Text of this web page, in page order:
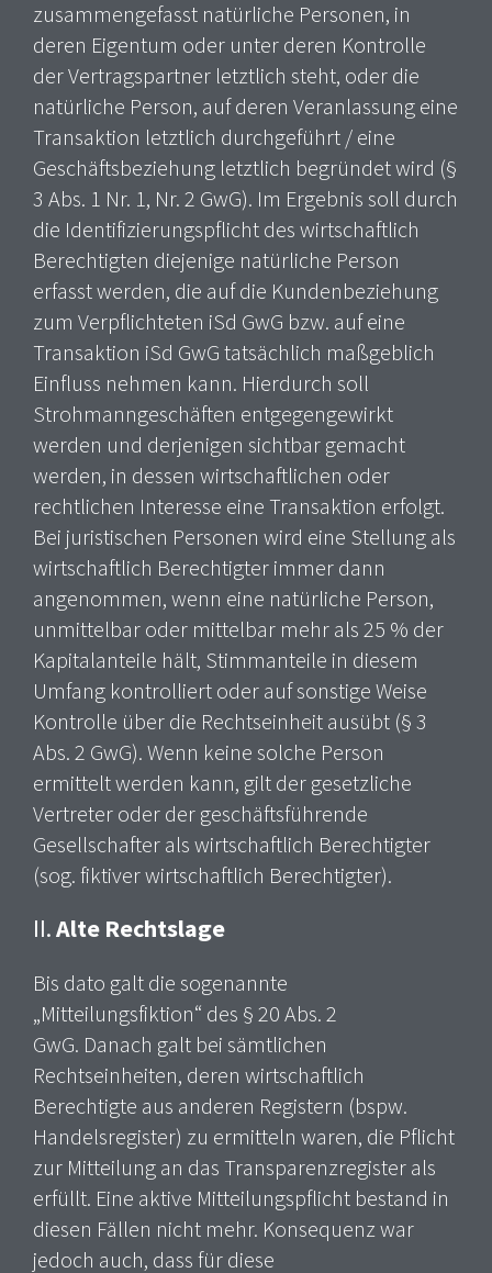
zusammengefasst natürliche Personen, in
deren Eigentum oder unter deren Kontrolle
der Vertragspartner letztlich steht, oder die
natürliche Person, auf deren Veranlassung eine
Transaktion letztlich durchgeführt / eine
Geschäftsbeziehung letztlich begründet wird (§
3 Abs. 1 Nr. 1, Nr. 2 GwG). Im Ergebnis soll durch
die Identifizierungspflicht des wirtschaftlich
Berechtigten diejenige natürliche Person
erfasst werden, die auf die Kundenbeziehung
zum Verpflichteten iSd GwG bzw. auf eine
Transaktion iSd GwG tatsächlich maßgeblich
Einfluss nehmen kann. Hierdurch soll
Strohmanngeschäften entgegengewirkt
werden und derjenigen sichtbar gemacht
werden, in dessen wirtschaftlichen oder
rechtlichen Interesse eine Transaktion erfolgt.
Bei juristischen Personen wird eine Stellung als
wirtschaftlich Berechtigter immer dann
angenommen, wenn eine natürliche Person,
unmittelbar oder mittelbar mehr als 25 % der
Kapitalanteile hält, Stimmanteile in diesem
Umfang kontrolliert oder auf sonstige Weise
Kontrolle über die Rechtseinheit ausübt (§ 3
Abs. 2 GwG). Wenn keine solche Person
ermittelt werden kann, gilt der gesetzliche
Vertreter oder der geschäftsführende
Gesellschafter als wirtschaftlich Berechtigter
(sog. fiktiver wirtschaftlich Berechtigter).
II.Alte Rechtslage
Bis dato galt die sogenannte
„Mitteilungsfiktion“ des § 20 Abs. 2
GwG. Danach galt bei sämtlichen
Rechtseinheiten, deren wirtschaftlich
Berechtigte aus anderen Registern (bspw.
Handelsregister) zu ermitteln waren, die Pflicht
zur Mitteilung an das Transparenzregister als
erfüllt. Eine aktive Mitteilungspflicht bestand in
diesen Fällen nicht mehr. Konsequenz war
jedoch auch, dass für diese